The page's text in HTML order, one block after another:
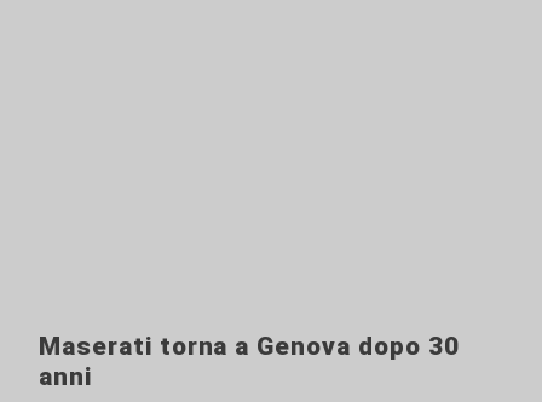
Maserati torna a Genova dopo 30
anni